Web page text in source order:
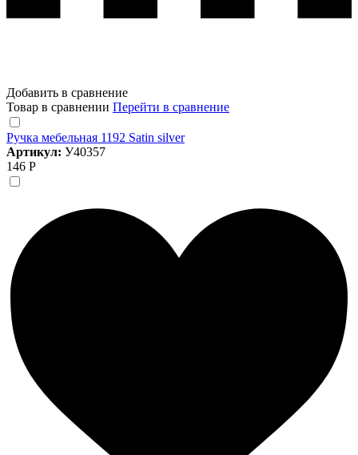
Добавить в сравнение
Товар в сравнении Перейти в сравнение
Ручка мебельная 1192 Satin silver
Артикул: У40357
146 Р